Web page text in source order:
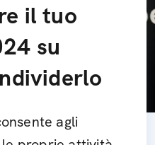
il tuo
su
agli